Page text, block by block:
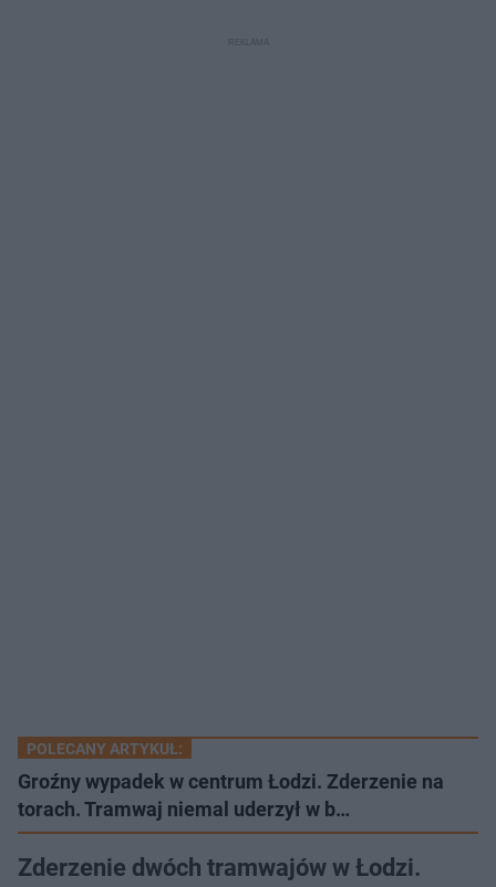
POLECANY ARTYKUŁ:
Groźny wypadek w centrum Łodzi. Zderzenie na
torach. Tramwaj niemal uderzył w b…
Zderzenie dwóch tramwajów w Łodzi.